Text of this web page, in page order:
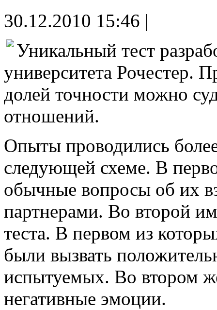
30.12.2010 15:46 |
Уникальный тест
университета Рочестер.
долей точности можно
отношений.
Опыты проводились
следующей схеме. В
обычные вопросы об их
партнерами. Во второй
теста. В первом из
были вызвать
испытуемых. Во втором
негативные эмоции.